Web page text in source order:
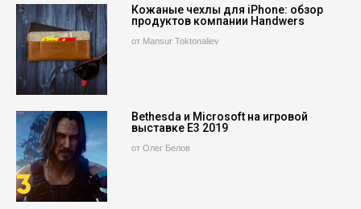
Кожаные чехлы для iPhone: обзор
продуктов компании Handwers
от Mansur Toktonaliev
Bethesda и Microsoft на игровой
выставке E3 2019
от Олег Белов